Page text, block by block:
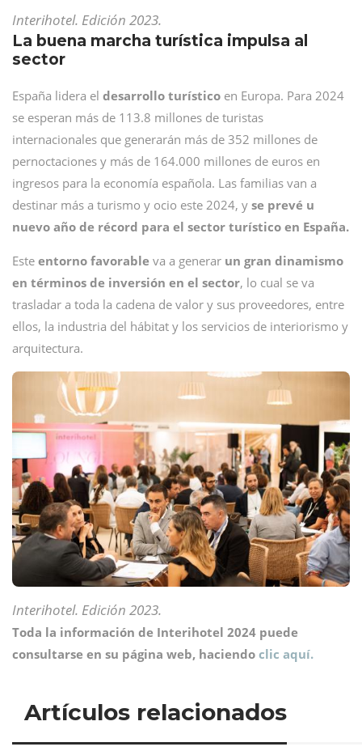
Interihotel. Edición 2023.
La buena marcha turística impulsa al
sector
España lidera el desarrollo turístico en Europa. Para 2024
se esperan más de 113.8 millones de turistas
internacionales que generarán más de 352 millones de
pernoctaciones y más de 164.000 millones de euros en
ingresos para la economía española. Las familias van a
destinar más a turismo y ocio este 2024, y se prevé u
nuevo año de récord para el sector turístico en España.
Este entorno favorable va a generar un gran dinamismo
en términos de inversión en el sector, lo cual se va
trasladar a toda la cadena de valor y sus proveedores, entre
ellos, la industria del hábitat y los servicios de interiorismo y
arquitectura.
Interihotel. Edición 2023.
Toda la información de Interihotel 2024 puede
consultarse en su página web, haciendo clic aquí.
Artículos relacionados